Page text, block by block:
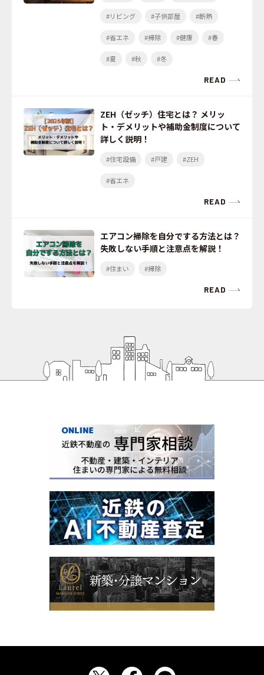
#リビング #子供部屋 #断熱
#省エネ #掃除 #健康 #春
#夏 #秋 #冬
READ
ZEH（ゼッチ）住宅とは？ メリッ
ト・デメリットや補助金制度について
詳しく説明！
#住宅設備 #戸建 #ZEH
#省エネ
READ
エアコン掃除を自分でする方法とは？
失敗しない手順と注意点を解説！
#住まい #掃除
READ